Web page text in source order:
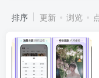
排序 更新 浏览